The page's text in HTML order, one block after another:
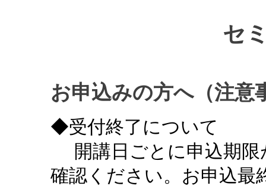
セ
お申込みの方へ（注意
◆受付終了について
開講日ごとに申込期限
確認ください。お申込最